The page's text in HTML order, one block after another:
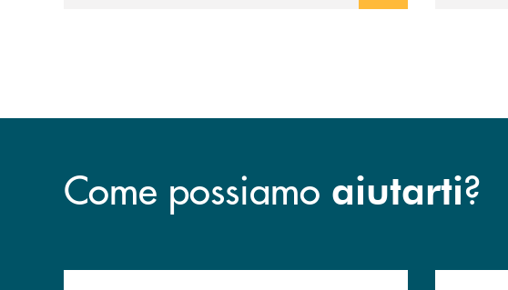
Come possiamo aiutarti?